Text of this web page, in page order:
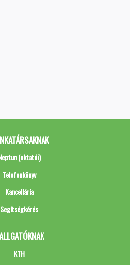
(oktatói)
Telefonkönyv
Kancellária
Segítségkérés
KTH